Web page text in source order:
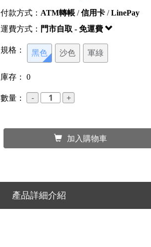
付款方式： ATM轉帳 /信用卡 /LinePay
運費方式： 門市自取 - 免運費
規格： 黑色 沙色 軍綠
庫存：0
數量：
加入購物車
產品詳細介紹